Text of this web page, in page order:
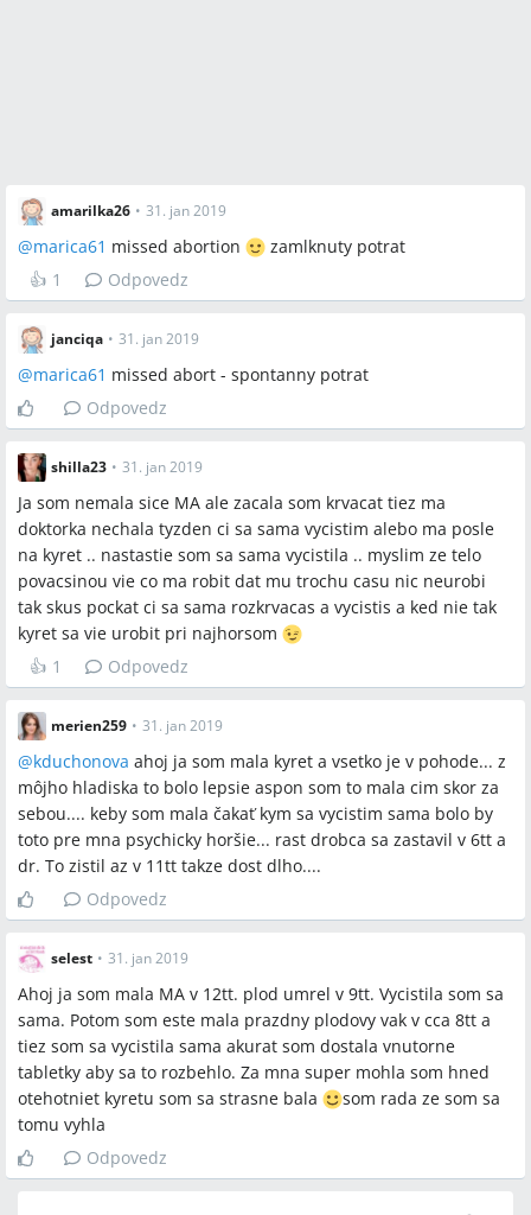
amarilka26 • 31. jan 2019
@marica61 missed abortion
zamlknuty potrat
👍 1 Odpovedz
janciqa • 31. jan 2019
@marica61 missed abort - spontanny potrat
Odpovedz
shilla23 • 31. jan 2019
Ja som nemala sice MA ale zacala som krvacat tiez ma
doktorka nechala tyzden ci sa sama vycistim alebo ma posle
na kyret .. nastastie som sa sama vycistila .. myslim ze telo
povacsinou vie co ma robit dat mu trochu casu nic neurobi
tak skus pockat ci sa sama rozkrvacas a vycistis a ked nie tak
kyret sa vie urobit pri najhorsom
👍 1 Odpovedz
merien259 • 31. jan 2019
@kduchonova ahoj ja som mala kyret a vsetko je v pohode... z
môjho hladiska to bolo lepsie aspon som to mala cim skor za
sebou.... keby som mala čakať kym sa vycistim sama bolo by
toto pre mna psychicky horšie... rast drobca sa zastavil v 6tt a
dr. To zistil az v 11tt takze dost dlho....
Odpovedz
selest • 31. jan 2019
Ahoj ja som mala MA v 12tt. plod umrel v 9tt. Vycistila som sa
sama. Potom som este mala prazdny plodovy vak v cca 8tt a
tiez som sa vycistila sama akurat som dostala vnutorne
tabletky aby sa to rozbehlo. Za mna super mohla som hned
otehotniet kyretu som sa strasne bala
som rada ze som sa
tomu vyhla
Odpovedz